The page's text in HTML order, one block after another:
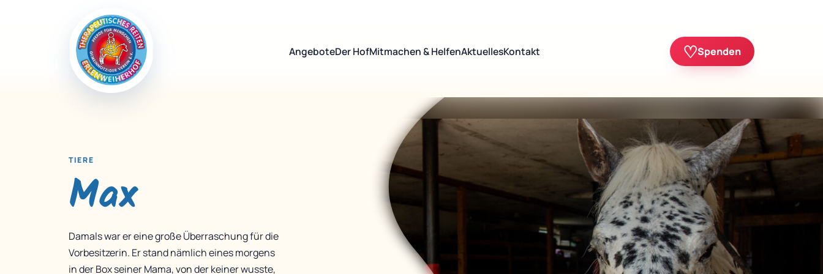
AngeboteDer HofMitmachen & HelfenAktuellesKontakt ♡Spenden
TIERE
Max
Damals war er eine große Überraschung für die
Vorbesitzerin. Er stand nämlich eines morgens
in der Box seiner Mama, von der keiner wusste,